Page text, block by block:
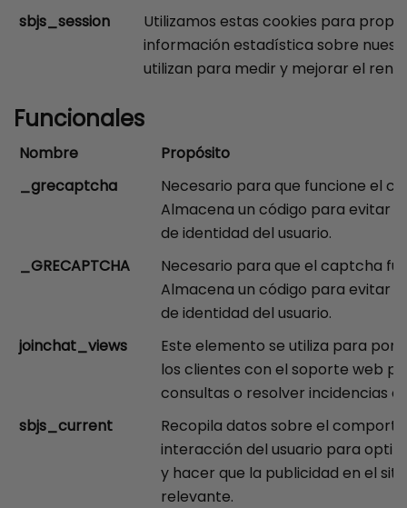
sbjs_session
Utilizamos estas cookies para
información estadística sobre
utilizan para medir y mejorar el
Funcionales
Nombre
Propósito
_grecaptcha
Necesario para que funcione el
Almacena un código para evitar
de identidad del usuario.
_GRECAPTCHA
Necesario para que el captcha
Almacena un código para evitar
de identidad del usuario.
joinchat_views
Este elemento se utiliza para
los clientes con el soporte web
consultas o resolver incidencias
sbjs_current
Recopila datos sobre el
interacción del usuario para
y hacer que la publicidad en el
relevante.